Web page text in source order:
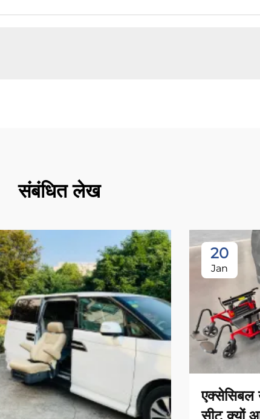
संबंधित लेख
20
Jan
एक्सेसिबल
सीट क्यों